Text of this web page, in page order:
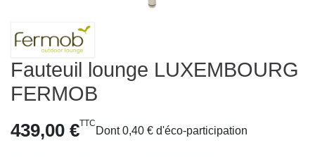
Fauteuil lounge LUXEMBOURG
FERMOB
439,00 €TTC
Dont 0,40 € d'éco-participation